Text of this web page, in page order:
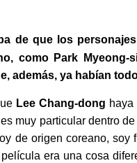
de que los
como Park Myeong-
además, ya habían
Lee Chang-dong
muy particular dentro
de origen coreano, soy
era una cosa